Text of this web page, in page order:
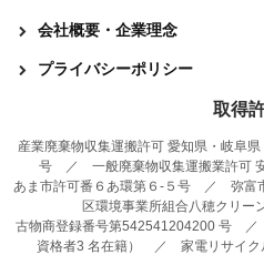
会社概要・企業理念
プライバシーポリシー
取得
産業廃棄物収集運搬許可 愛知県・岐
号 ／ 一般廃棄物収集運搬業許可
あま市許可番６あ環第６-５号 ／ 弥富
区環境事業所組合八穂クリー
古物商登録番号第542541204200 号
資格者3 名在籍） ／ 家電リサイク